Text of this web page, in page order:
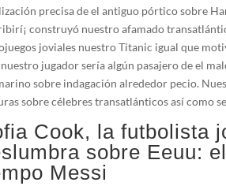
precisa de el antiguo pórtico sobre
construyó nuestro afamado
joviales nuestro Titanic igual que
jugador serí­a algún pasajero de el
sobre indagación alrededor pecio.
sobre célebres transatlánticos así­ como
Cook, la futbolista
sobre Eeuu:
Messi